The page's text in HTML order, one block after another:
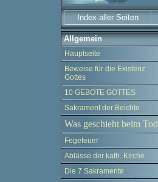
Index aller Seiten
Allgemein
Hauptseite
Beweise für die Existenz
Gottes
10 GEBOTE GOTTES
Sakrament der Beichte
Was geschieht beim Tod
Fegefeuer
Ablässe der kath. Kirche
Die 7 Sakramente